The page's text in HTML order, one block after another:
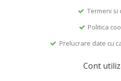
Termeni si
Politica
Prelucrare date cu
Cont